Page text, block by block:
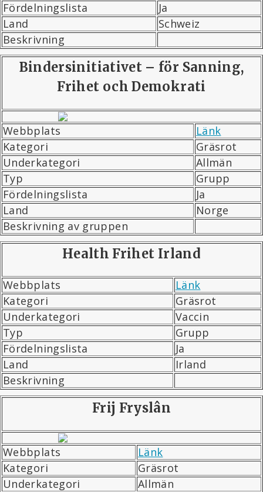
Fördelningslista
Ja
Land
Schweiz
Beskrivning
Bindersinitiativet – för Sanning,
Frihet och Demokrati
Webbplats
Länk
Kategori
Gräsrot
Underkategori
Allmän
Typ
Grupp
Fördelningslista
Ja
Land
Norge
Beskrivning av gruppen
Health Frihet Irland
Webbplats
Länk
Kategori
Gräsrot
Underkategori
Vaccin
Typ
Grupp
Fördelningslista
Ja
Land
Irland
Beskrivning
Frij Fryslân
Webbplats
Länk
Kategori
Gräsrot
Underkategori
Allmän